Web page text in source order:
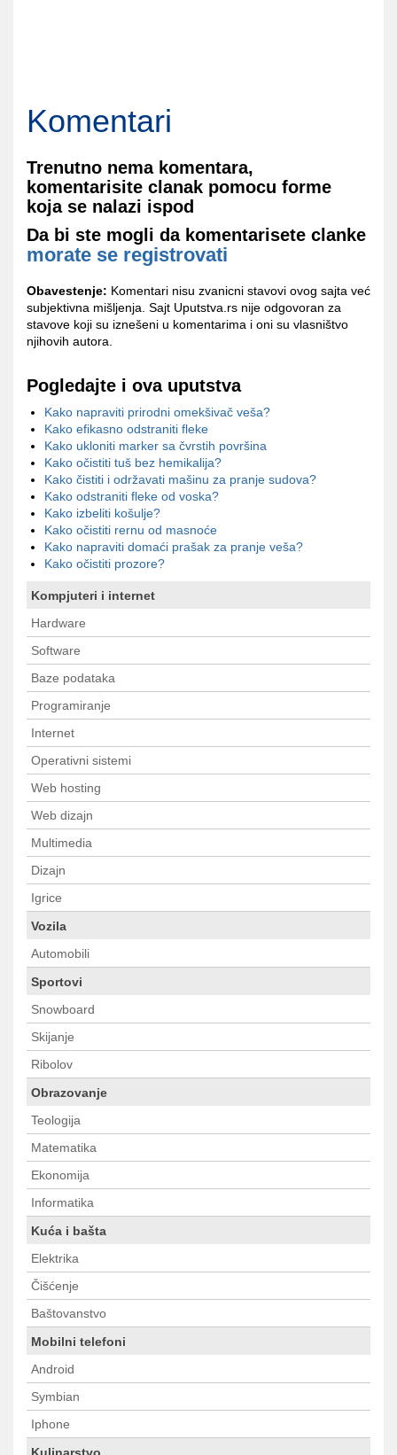
Komentari
Trenutno nema komentara,
komentarisite clanak pomocu forme
koja se nalazi ispod
Da bi ste mogli da komentarisete clanke
morate se registrovati
Obavestenje: Komentari nisu zvanicni stavovi ovog sajta već
subjektivna mišljenja. Sajt Uputstva.rs nije odgovoran za
stavove koji su iznešeni u komentarima i oni su vlasništvo
njihovih autora.
Pogledajte i ova uputstva
Kako napraviti prirodni omekšivač veša?
Kako efikasno odstraniti fleke
Kako ukloniti marker sa čvrstih površina
Kako očistiti tuš bez hemikalija?
Kako čistiti i održavati mašinu za pranje sudova?
Kako odstraniti fleke od voska?
Kako izbeliti košulje?
Kako očistiti rernu od masnoće
Kako napraviti domaći prašak za pranje veša?
Kako očistiti prozore?
Kompjuteri i internet
Hardware
Software
Baze podataka
Programiranje
Internet
Operativni sistemi
Web hosting
Web dizajn
Multimedia
Dizajn
Igrice
Vozila
Automobili
Sportovi
Snowboard
Skijanje
Ribolov
Obrazovanje
Teologija
Matematika
Ekonomija
Informatika
Kuća i bašta
Elektrika
Čišćenje
Baštovanstvo
Mobilni telefoni
Android
Symbian
Iphone